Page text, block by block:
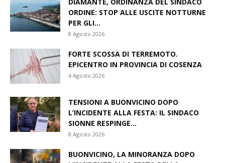
ORDINE: STOP ALLE USCITE NOTTURNE
PER GLI...
8 Agosto 2026
FORTE SCOSSA DI TERREMOTO.
EPICENTRO IN PROVINCIA DI COSENZA
4 Agosto 2026
TENSIONI A BUONVICINO DOPO
L’INCIDENTE ALLA FESTA: IL SINDACO
SIONNE RESPINGE...
8 Agosto 2026
BUONVICINO, LA MINORANZA DOPO